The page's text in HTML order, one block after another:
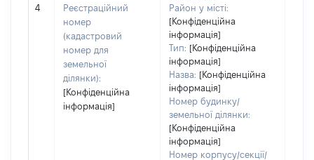
4
Реєстраційний
номер
(кадастровий
номер для
земельної
ділянки):
[Конфіденційна
інформація]
Район у місті:
[Конфіденційна
інформація]
Тип: [Конфіденційна
інформація]
Назва: [Конфіденційна
інформація]
Номер будинку/
земельної ділянки:
[Конфіденційна
інформація]
Номер корпусу/секції/